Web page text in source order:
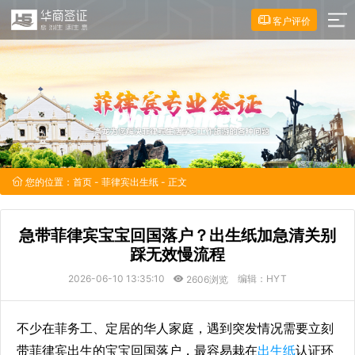
客户评价
您的位置： 首页 - 菲律宾出生纸 - 正文
急带菲律宾宝宝回国落户？出生纸加急清关别
踩无效慢流程
2026-06-10 13:35:10 2606浏览 编辑：HYT
不少在菲务工、定居的华人家庭，遇到突发情况需要立刻
带菲律宾出生的宝宝回国落户，最容易栽在出生纸认证环